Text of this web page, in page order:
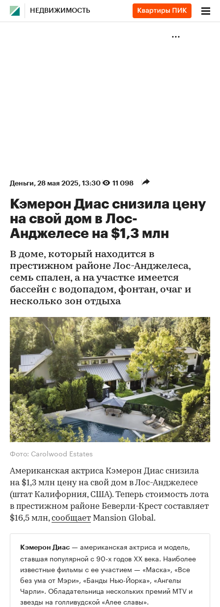
НЕДВИЖИМОСТЬ
Деньги⁠, 28 мая 2025, 13:30 11 098
Кэмерон Диас снизила цену
на свой дом в Лос-
Анджелесе на $1,3 млн
В доме, который находится в
престижном районе Лос-Анджелеса,
семь спален, а на участке имеется
бассейн с водопадом, фонтан, очаг и
несколько зон отдыха
Фото: Carolwood Estates
Американская актриса Кэмерон Диас снизила
на $1,3 млн цену на свой дом в Лос-Анджелесе
(штат Калифорния, США). Теперь стоимость лота
в престижном районе Беверли-Крест составляет
$16,5 млн,сообщает Mansion Global.
Кэмерон Диас — американская актриса и модель,
ставшая популярной с 90-х годов XX века. Наиболее
известные фильмы с ее участием — «Маска», «Все
без ума от Мэри», «Банды Нью-Йорка», «Ангелы
Чарли». Обладательница нескольких премий MTV и
звезды на голливудской «Алее славы».